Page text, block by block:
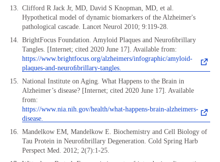
Clifford R Jack Jr, MD, David S Knopman, MD, et al.
Hypothetical model of dynamic biomarkers of the Alzheimer's
pathological cascade. Lancet Neurol 2010; 9:119-28.
BrightFocus Foundation. Amyloid Plaques and Neuroﬁbrillary
Tangles. [Internet; cited 2020 June 17]. Available from:
https://www.brightfocus.org/alzheimers/infographic/amyloid-
plaques-and-neuroﬁbrillary-tangles.
National Institute on Aging. What Happens to the Brain in
Alzheimer’s disease? [Internet; cited 2020 June 17]. Available
from:
https://www.nia.nih.gov/health/what-happens-brain-alzheimers-
disease.
Mandelkow EM, Mandelkow E. Biochemistry and Cell Biology of
Tau Protein in Neuroﬁbrillary Degeneration. Cold Spring Harb
Perspect Med. 2012; 2(7):1-25.